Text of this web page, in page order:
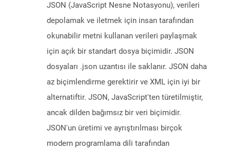
JSON (JavaScript Nesne Notasyonu), verileri
depolamak ve iletmek için insan tarafından
okunabilir metni kullanan verileri paylaşmak
için açık bir standart dosya biçimidir. JSON
dosyaları .json uzantısı ile saklanır. JSON daha
az biçimlendirme gerektirir ve XML için iyi bir
alternatiftir. JSON, JavaScript'ten türetilmiştir,
ancak dilden bağımsız bir veri biçimidir.
JSON'un üretimi ve ayrıştırılması birçok
modern programlama dili tarafından